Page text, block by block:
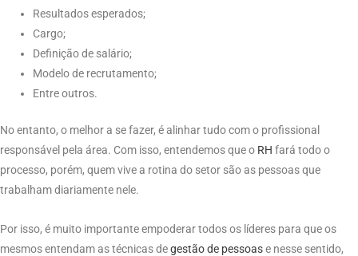
Resultados esperados;
Cargo;
Definição de salário;
Modelo de recrutamento;
Entre outros.
No entanto, o melhor a se fazer, é alinhar tudo com o profissional
responsável pela área. Com isso, entendemos que o RH fará todo o
processo, porém, quem vive a rotina do setor são as pessoas que
trabalham diariamente nele.
Por isso, é muito importante empoderar todos os líderes para que os
mesmos entendam as técnicas degestão de pessoase nesse sentido,